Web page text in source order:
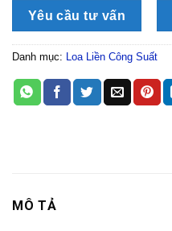
Yêu cầu tư vấn
Danh mục: Loa Liền Công Suất
MÔ TẢ